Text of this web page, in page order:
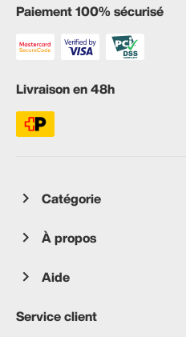
Paiement 100% sécurisé
Livraison en 48h
Catégorie
À propos
Aide
Service client